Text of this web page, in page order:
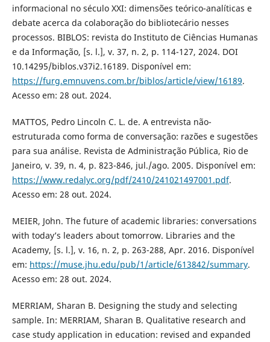
informacional no século XXI: dimensões teórico-analíticas e
debate acerca da colaboração do bibliotecário nesses
processos. BIBLOS: revista do Instituto de Ciências Humanas
e da Informação, [s. l.], v. 37, n. 2, p. 114-127, 2024. DOI
10.14295/biblos.v37i2.16189. Disponível em:
https://furg.emnuvens.com.br/biblos/article/view/16189.
Acesso em: 28 out. 2024.
MATTOS, Pedro Lincoln C. L. de. A entrevista não-
estruturada como forma de conversação: razões e sugestões
para sua análise. Revista de Administração Pública, Rio de
Janeiro, v. 39, n. 4, p. 823-846, jul./ago. 2005. Disponível em:
https://www.redalyc.org/pdf/2410/241021497001.pdf.
Acesso em: 28 out. 2024.
MEIER, John. The future of academic libraries: conversations
with today’s leaders about tomorrow. Libraries and the
Academy, [s. l.], v. 16, n. 2, p. 263-288, Apr. 2016. Disponível
em: https://muse.jhu.edu/pub/1/article/613842/summary.
Acesso em: 28 out. 2024.
MERRIAM, Sharan B. Designing the study and selecting
sample. In: MERRIAM, Sharan B. Qualitative research and
case study application in education: revised and expanded